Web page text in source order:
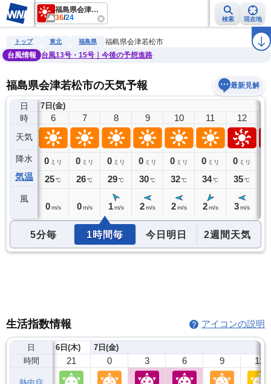
福島県会津若松市
36/24 検索 現在地
雨雲レーダー 台風情報 地震情報 警報・注意報 ラ
トップ 東北 福島県
福島県会津若松市
台風情報
台風13号・15号｜今後の予想進路
福島県会津若松市の天気予報 最新見解
日
時
天気
降水
気温
風
7日(金)
5
0ミリ
24℃
6
0 ミリ
25℃
0 m/s
7
0 ミリ
26℃
0 m/s
8
0 ミリ
29℃
1 m/s
9
0 ミリ
30℃
2 m/s
10
0 ミリ
32℃
2 m/s
11
0 ミリ
34℃
2 m/s
12
0 ミリ
35℃
3 m/s
5分毎 1時間毎 今日明日 2週間天気
生活指数情報 アイコンの説明
日
時間
6日(木)
21
7日(金)
0 3 6 9 12